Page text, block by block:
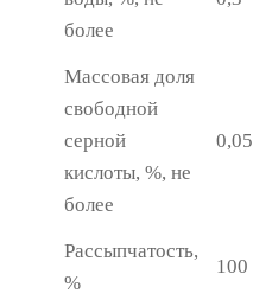
более
Массовая доля
свободной
серной
кислоты, %, не
более
0,05
Рассыпчатость,
%
100